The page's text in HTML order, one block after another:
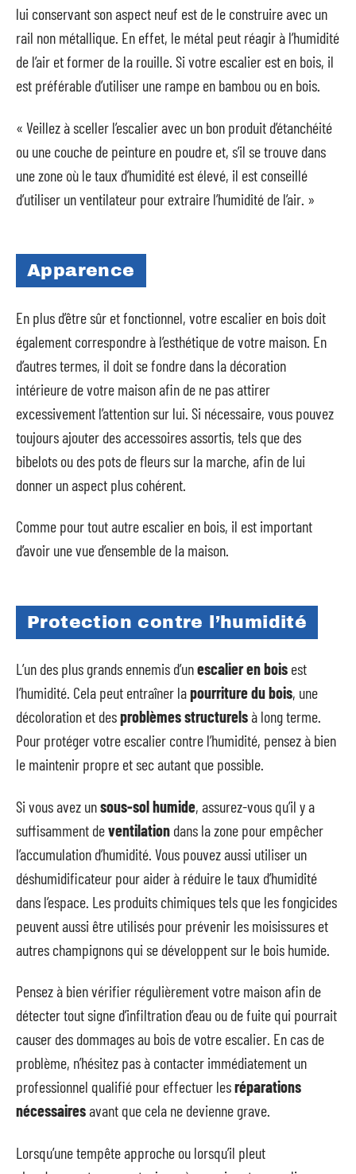
lui conservant son aspect neuf est de le construire avec un
rail non métallique. En effet, le métal peut réagir à l’humidité
de l’air et former de la rouille. Si votre escalier est en bois, il
est préférable d’utiliser une rampe en bambou ou en bois.
« Veillez à sceller l’escalier avec un bon produit d’étanchéité
ou une couche de peinture en poudre et, s’il se trouve dans
une zone où le taux d’humidité est élevé, il est conseillé
d’utiliser un ventilateur pour extraire l’humidité de l’air. »
Apparence
En plus d’être sûr et fonctionnel, votre escalier en bois doit
également correspondre à l’esthétique de votre maison. En
d’autres termes, il doit se fondre dans la décoration
intérieure de votre maison afin de ne pas attirer
excessivement l’attention sur lui. Si nécessaire, vous pouvez
toujours ajouter des accessoires assortis, tels que des
bibelots ou des pots de fleurs sur la marche, afin de lui
donner un aspect plus cohérent.
Comme pour tout autre escalier en bois, il est important
d’avoir une vue d’ensemble de la maison.
Protection contre l’humidité
L’un des plus grands ennemis d’unescalier en bois est
l’humidité. Cela peut entraîner lapourriture du bois, une
décoloration et desproblèmes structurelsà long terme.
Pour protéger votre escalier contre l’humidité, pensez à bien
le maintenir propre et sec autant que possible.
Si vous avez unsous-sol humide, assurez-vous qu’il y a
suffisamment deventilation dans la zone pour empêcher
l’accumulation d’humidité. Vous pouvez aussi utiliser un
déshumidificateur pour aider à réduire le taux d’humidité
dans l’espace. Les produits chimiques tels que les fongicides
peuvent aussi être utilisés pour prévenir les moisissures et
autres champignons qui se développent sur le bois humide.
Pensez à bien vérifier régulièrement votre maison afin de
détecter tout signe d’infiltration d’eau ou de fuite qui pourrait
causer des dommages au bois de votre escalier. En cas de
problème, n’hésitez pas à contacter immédiatement un
professionnel qualifié pour effectuer lesréparations
nécessairesavant que cela ne devienne grave.
Lorsqu’une tempête approche ou lorsqu’il pleut